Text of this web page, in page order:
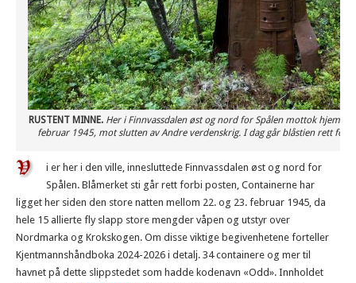
RUSTENT MINNE. Her i Finnvassdalen øst og nord for Spålen mottok
februar 1945, mot slutten av Andre verdenskrig. I dag går blåstien rett
i er her i den ville, innesluttede Finnvassdalen øst og nord for
Spålen. Blåmerket sti går rett forbi posten, Containerne har
ligget her siden den store natten mellom 22. og 23. februar 1945, da
hele 15 allierte fly slapp store mengder våpen og utstyr over
Nordmarka og Krokskogen. Om disse viktige begivenhetene forteller
Kjentmannshåndboka 2024-2026 i detalj. 34 containere og mer til
havnet på dette slippstedet som hadde kodenavn «Odd». Innholdet